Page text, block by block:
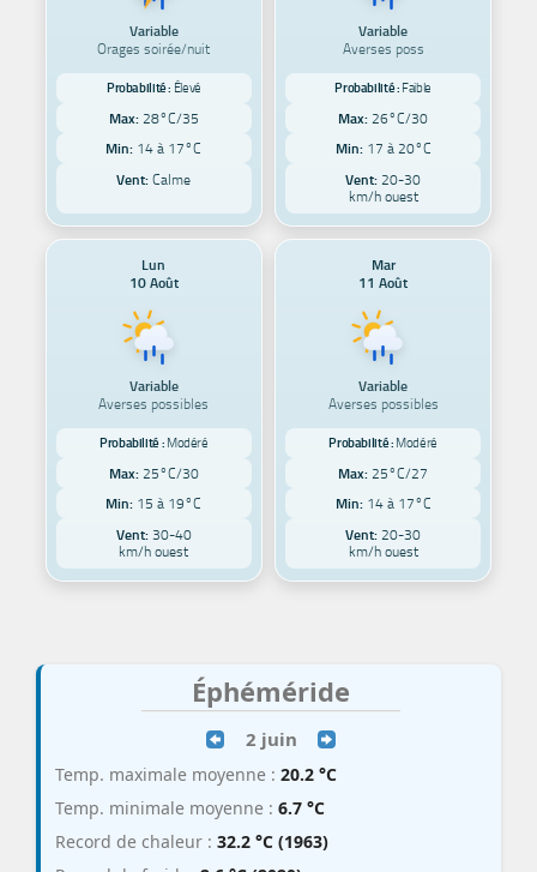
Variable
Orages soirée/nuit
Probabilité : Élevé
Max: 28°C/35
Min: 14 à 17°C
Vent: Calme
Variable
Averses poss
Probabilité : Faible
Max: 26°C/30
Min: 17 à 20°C
Vent: 20-30
km/h ouest
Lun
10 Août
Variable
Averses possibles
Probabilité : Modéré
Max: 25°C/30
Min: 15 à 19°C
Vent:30-40
km/h ouest
Mar
11 Août
Variable
Averses possibles
Probabilité : Modéré
Max: 25°C/27
Min: 14 à 17°C
Vent: 20-30
km/h ouest
Éphéméride
2 juin
Temp. maximale moyenne : 20.2 °C
Temp. minimale moyenne : 6.7 °C
Record de chaleur : 32.2 °C (1963)